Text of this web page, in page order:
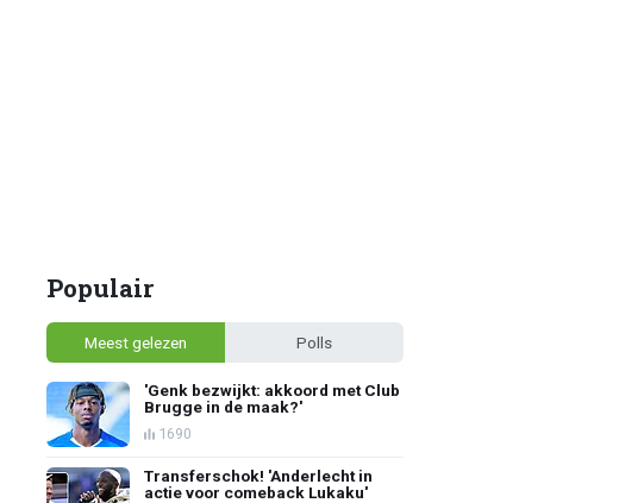
Populair
Meest gelezen Polls
'Genk bezwijkt: akkoord met Club
Brugge in de maak?'
1690
Transferschok! 'Anderlecht in
actie voor comeback Lukaku'